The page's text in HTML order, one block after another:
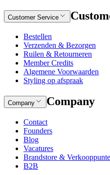
Customer Service
Bestellen
Verzenden & Bezorgen
Ruilen & Retourneren
Member Credits
Algemene Voorwaarden
Styling op afspraak
Company Company
Contact
Founders
Blog
Vacatures
Brandstore &
B2B